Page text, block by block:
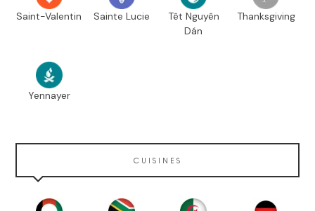
Saint-Valentin Sainte Lucie
Têt Nguyên
Dán
Thanksgiving
Yennayer
CUISINES